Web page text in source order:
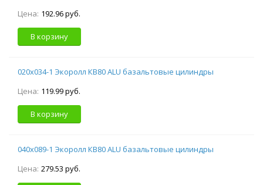
Цена: 192.96 руб.
В корзину
020х034-1 Экоролл КВ80 ALU базальтовые цилиндры
Цена: 119.99 руб.
В корзину
040х089-1 Экоролл КВ80 ALU базальтовые цилиндры
Цена: 279.53 руб.